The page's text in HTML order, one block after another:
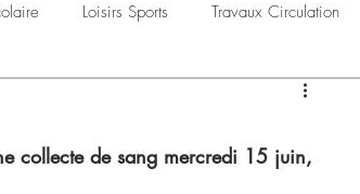
Loisirs Sports Travaux Circulation
A la une
collecte de sang mercredi 15 juin,